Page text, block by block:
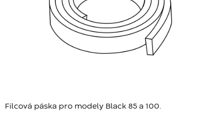
Filcová páska pro modely Black 85 a 100.